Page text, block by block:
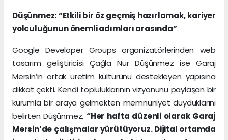
Düşünmez: “Etkili bir öz geçmiş hazırlamak, kariyer
yolculuğunun önemli adımları arasında”
Google Developer Groups organizatörlerinden web
tasarım geliştiricisi Çağla Nur Düşünmez ise Garaj
Mersin’in ortak üretim kültürünü destekleyen yapısına
dikkat çekti. Kendi topluluklarının vizyonunu paylaşan bir
kurumla bir araya gelmekten memnuniyet duyduklarını
belirten Düşünmez, “Her hafta düzenli olarak Garaj
Mersin’de çalışmalar yürütüyoruz. Dijital ortamda